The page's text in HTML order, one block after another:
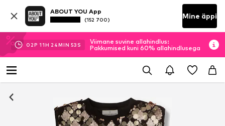
ABOUT YOU App
(152 700) Mine äppi
02P 11H 24MIN 52 S
Viimane suvine allahindlus:
Pakkumised kuni 60% allahindlusega